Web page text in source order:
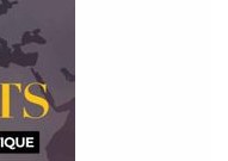
de l'Europe. Une
et les appréhender
présentée par Jean-